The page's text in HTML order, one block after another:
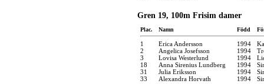
Gren 19, 100m Frisim damer
Plac. Namn Född
1 Erica Andersson 1994
2
Angelica Josefsson 1994
3
Lovisa Westerlund 1994
18
Anna Sirenius Lundberg 1994
31
Julia Eriksson 1994
33
Alexandra Horvath 1994